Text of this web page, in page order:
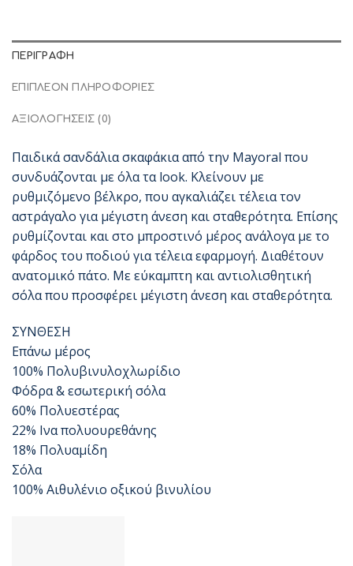
ΠΕΡΙΓΡΑΦΉ
ΕΠΙΠΛΈΟΝ ΠΛΗΡΟΦΟΡΊΕΣ
ΑΞΙΟΛΟΓΉΣΕΙΣ (0)
Παιδικά σανδάλια σκαφάκια από την Mayoral που
συνδυάζονται με όλα τα look. Κλείνουν με
ρυθμιζόμενο βέλκρο, που αγκαλιάζει τέλεια τον
αστράγαλο για μέγιστη άνεση και σταθερότητα. Επίσης
ρυθμίζονται και στο μπροστινό μέρος ανάλογα με το
φάρδος του ποδιού για τέλεια εφαρμογή. Διαθέτουν
ανατομικό πάτο. Με εύκαμπτη και αντιολισθητική
σόλα που προσφέρει μέγιστη άνεση και σταθερότητα.
ΣΥΝΘΕΣΗ
Επάνω μέρος
100% Πολυβινυλοχλωρίδιο
Φόδρα & εσωτερική σόλα
60% Πολυεστέρας
22% Ινα πολυουρεθάνης
18% Πολυαμίδη
Σόλα
100% Αιθυλένιο οξικού βινυλίου